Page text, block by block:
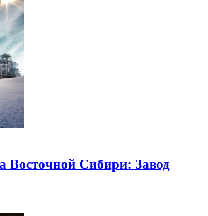
Восточной Сибири: Завод